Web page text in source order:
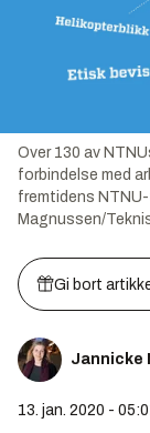
Over 130 av
forbindelse med
fremtidens
Magnussen/
Gi bort
Jannicke
13. jan. 2020 -